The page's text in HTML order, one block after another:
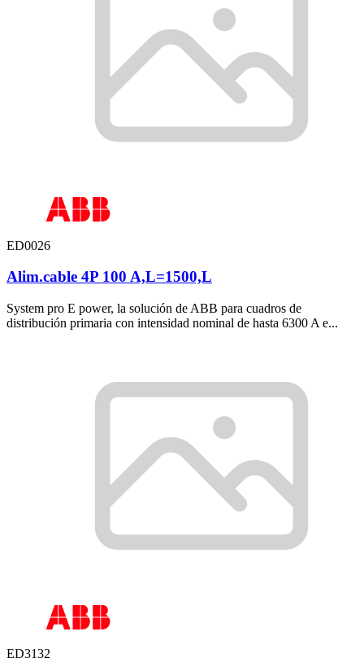
ED0026
Alim.cable 4P 100 A,L=1500,L
System pro E power, la solución de ABB para cuadros de
distribución primaria con intensidad nominal de hasta 6300 A e...
ED3132